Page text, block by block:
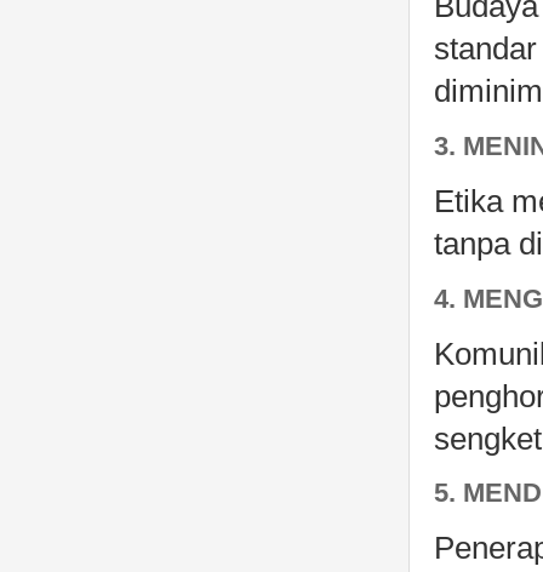
3.
Etika
tanpa
4.
5.